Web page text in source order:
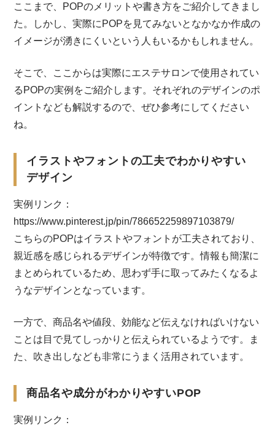
ここまで、POPのメリットや書き方をご紹介してきまし
た。しかし、実際にPOPを見てみないとなかなか作成の
イメージが湧きにくいという人もいるかもしれません。
そこで、ここからは実際にエステサロンで使用されてい
るPOPの実例をご紹介します。それぞれのデザインのポ
イントなども解説するので、ぜひ参考にしてください
ね。
イラストやフォントの工夫でわかりやすい
デザイン
実例リンク：
https://www.pinterest.jp/pin/786652259897103879/
こちらのPOPはイラストやフォントが工夫されており、
親近感を感じられるデザインが特徴です。情報も簡潔に
まとめられているため、思わず手に取ってみたくなるよ
うなデザインとなっています。
一方で、商品名や値段、効能など伝えなければいけない
ことは目で見てしっかりと伝えられているようです。ま
た、吹き出しなども非常にうまく活用されています。
商品名や成分がわかりやすいPOP
実例リンク：